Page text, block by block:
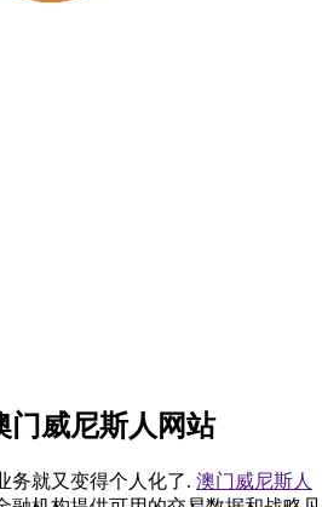
门威尼斯人网站
务就又变得个人化了. 澳门威尼斯人